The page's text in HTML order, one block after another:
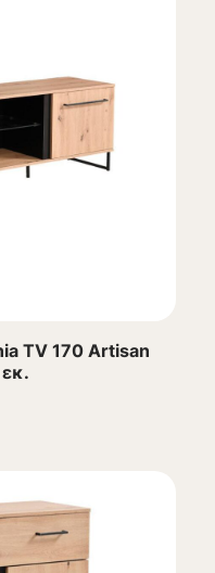
TV 170 Artisan